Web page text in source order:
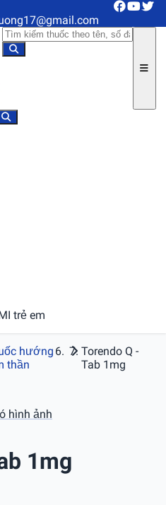
trẻ em
hướng
thần
Torendo Q -
Tab 1mg
hình ảnh
1mg